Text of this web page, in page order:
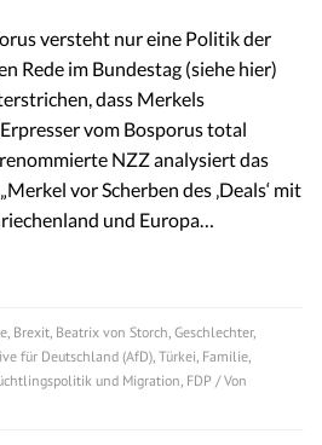
versteht nur eine Politik der
Rede im Bundestag (siehe hier)
dass Merkels
vom Bosporus total
NZZ analysiert das
vor Scherben des ‚Deals‘ mit
und Europa…
, Brexit, Beatrix von Storch, Geschlechter,
für Deutschland (AfD), Türkei, Familie,
und Migration, FDP / Von